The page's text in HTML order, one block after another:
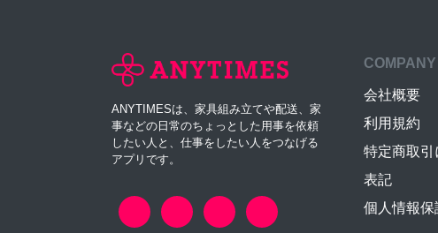
ANYTIMESは、家具組み立てや配送、家
事などの日常のちょっとした用事を依頼
したい人と、仕事をしたい人をつなげる
アプリです。
COMPANY
会社概要
利用規約
特定商取引
表記
個人情報保